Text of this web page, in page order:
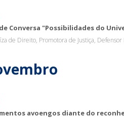
Conversa "Possibilidades do
de Direito, Promotora de Justiça,
avoengos diante do